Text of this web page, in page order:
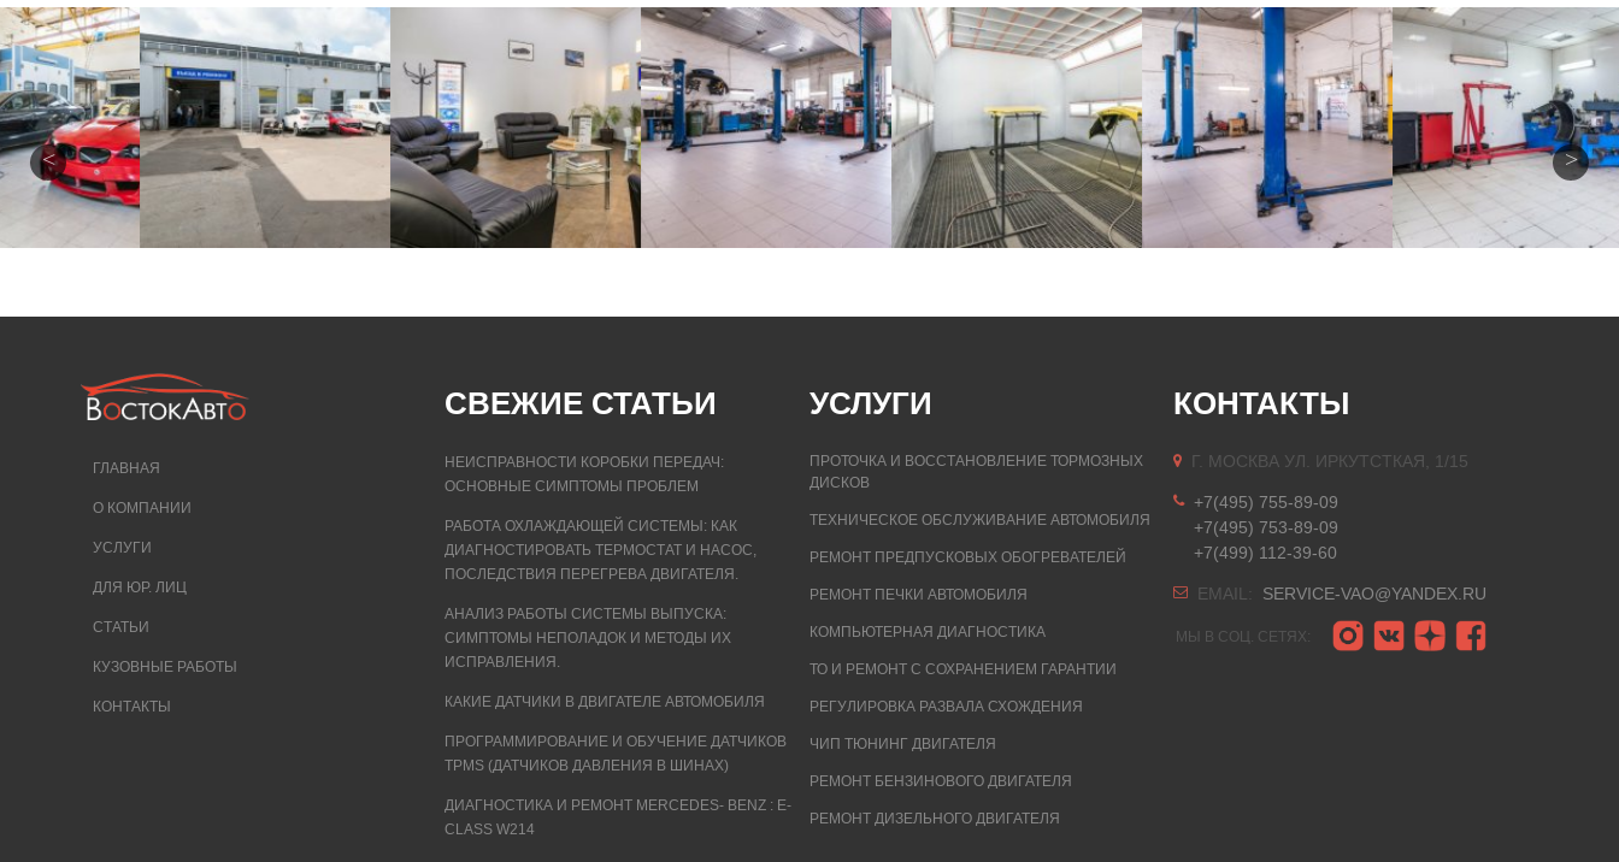
ГЛАВНАЯ
О КОМПАНИИ
УСЛУГИ
ДЛЯ ЮР. ЛИЦ
СТАТЬИ
КУЗОВНЫЕ РАБОТЫ
КОНТАКТЫ
СВЕЖИЕ СТАТЬИ
НЕИСПРАВНОСТИ КОРОБКИ ПЕРЕДАЧ:
ОСНОВНЫЕ СИМПТОМЫ ПРОБЛЕМ
РАБОТА ОХЛАЖДАЮЩЕЙ СИСТЕМЫ: КАК
ДИАГНОСТИРОВАТЬ ТЕРМОСТАТ И НАСОС,
ПОСЛЕДСТВИЯ ПЕРЕГРЕВА ДВИГАТЕЛЯ.
АНАЛИЗ РАБОТЫ СИСТЕМЫ ВЫПУСКА:
СИМПТОМЫ НЕПОЛАДОК И МЕТОДЫ ИХ
ИСПРАВЛЕНИЯ.
КАКИЕ ДАТЧИКИ В ДВИГАТЕЛЕ АВТОМОБИЛЯ
ПРОГРАММИРОВАНИЕ И ОБУЧЕНИЕ ДАТЧИКОВ
TPMS (ДАТЧИКОВ ДАВЛЕНИЯ В ШИНАХ)
ДИАГНОСТИКА И РЕМОНТ MERCEDES- BENZ : E-
CLASS W214
УСЛУГИ
ПРОТОЧКА И ВОССТАНОВЛЕНИЕ ТОРМОЗНЫХ
ДИСКОВ
ТЕХНИЧЕСКОЕ ОБСЛУЖИВАНИЕ АВТОМОБИЛЯ
РЕМОНТ ПРЕДПУСКОВЫХ ОБОГРЕВАТЕЛЕЙ
РЕМОНТ ПЕЧКИ АВТОМОБИЛЯ
КОМПЬЮТЕРНАЯ ДИАГНОСТИКА
ТО И РЕМОНТ С СОХРАНЕНИЕМ ГАРАНТИИ
РЕГУЛИРОВКА РАЗВАЛА СХОЖДЕНИЯ
ЧИП ТЮНИНГ ДВИГАТЕЛЯ
РЕМОНТ БЕНЗИНОВОГО ДВИГАТЕЛЯ
РЕМОНТ ДИЗЕЛЬНОГО ДВИГАТЕЛЯ
КОНТАКТЫ
Г. МОСКВА УЛ. ИРКУТСТКАЯ, 1/15
+7(495) 755-89-09
+7(495) 753-89-09
+7(499) 112-39-60
EMAIL: SERVICE-VAO@YANDEX.RU
МЫ В СОЦ. СЕТЯХ: